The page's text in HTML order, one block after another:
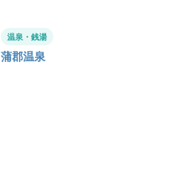
温泉・銭湯
蒲郡温泉